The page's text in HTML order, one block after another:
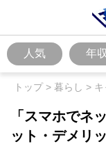
人気 年収
トップ> 暮らし > キ
「スマホでネ
ット・デメリ